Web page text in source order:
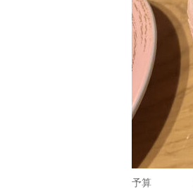
予算